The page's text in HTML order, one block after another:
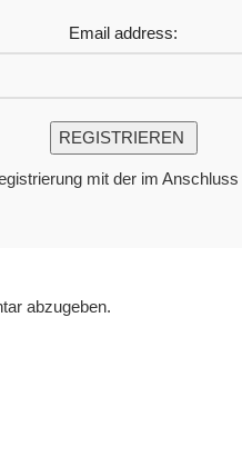
Email address:
mit der im
abzugeben.